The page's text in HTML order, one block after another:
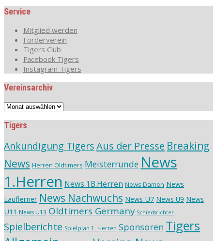
Service
Mitglied werden
Förderverein
Tigers Club
Facebook Tigers
Instagram Tigers
Vereinsarchiv
Vereinsarchiv
Tigers
Ankündigung TigersAus der Presse Breaking
News Herren Oldtimers Meisterrunde News
1.Herren News 1B.Herren News Damen News
Lauflerner News Nachwuchs News U7 News U9 News
U11 News U13 Oldtimers Germany Schiedsrichter
Spielberichte Spielplan 1. Herren Sponsoren Tigers